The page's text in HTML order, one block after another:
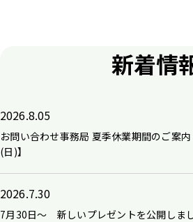
新着情
2026.8.05
お問い合わせ事務局 夏季休業期間のご案
(日)】
2026.7.30
7月30日～ 新しいプレゼントを公開しま